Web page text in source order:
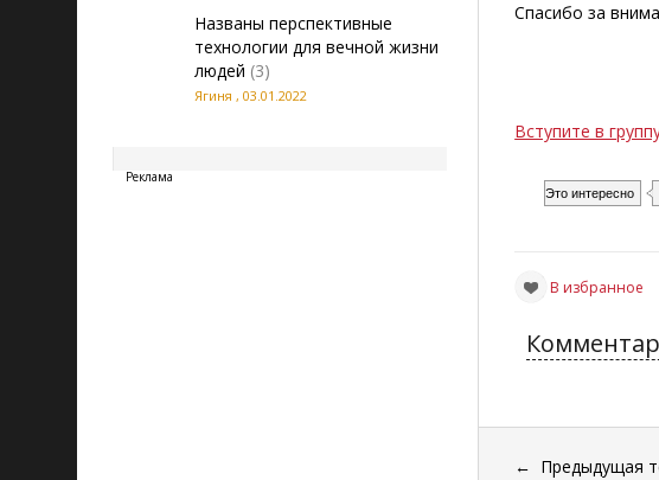
Названы перспективные
технологии для вечной жизни
людей (3)
Ягиня , 03.01.2022
Реклама
Спасибо за
Вступите в
Это интересно
В избранное
← Предыдущая